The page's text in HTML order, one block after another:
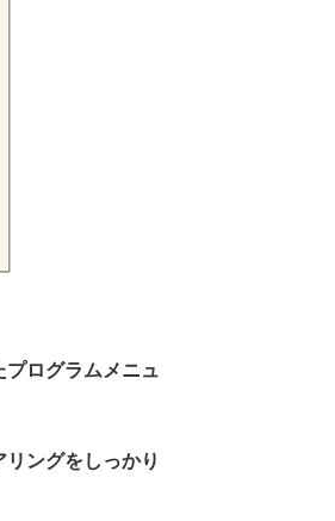
ログラムメニュ
ングをしっかり